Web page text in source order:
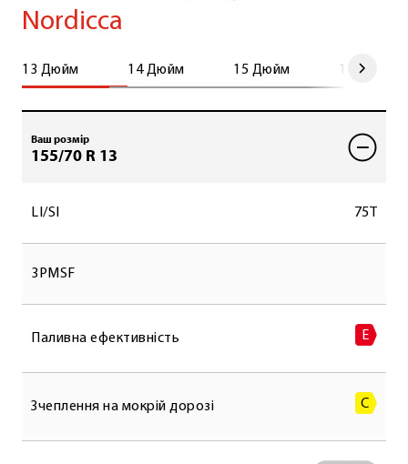
Nordicca
13 Дюйм 14 Дюйм 15 Дюйм 16 Дюйм
Ваш розмір
155/70 R 13
LI/SI 75T
3PMSF
Паливна ефективність E
Зчеплення на мокрій дорозі C